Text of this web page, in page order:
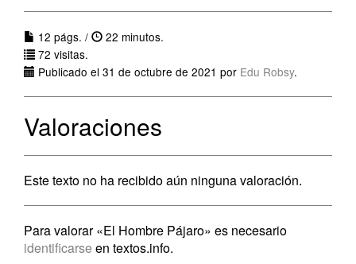
12 págs. /
22 minutos.
72 visitas.
Publicado el 31 de octubre de 2021 por Edu Robsy.
Valoraciones
Este texto no ha recibido aún ninguna valoración.
Para valorar «El Hombre Pájaro» es necesario
identificarse en textos.info.